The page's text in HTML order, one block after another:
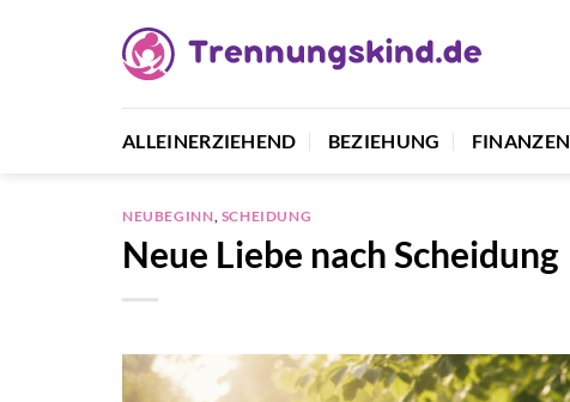
ALLEINERZIEHEND BEZIEHUNG FINANZEN
NEUBEGINN, SCHEIDUNG
Neue Liebe nach Scheidung